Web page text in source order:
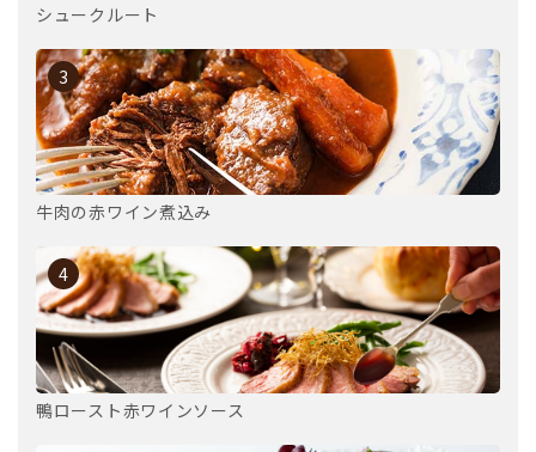
シュークルート
3
牛肉の赤ワイン煮込み
4
鴨ロースト赤ワインソース